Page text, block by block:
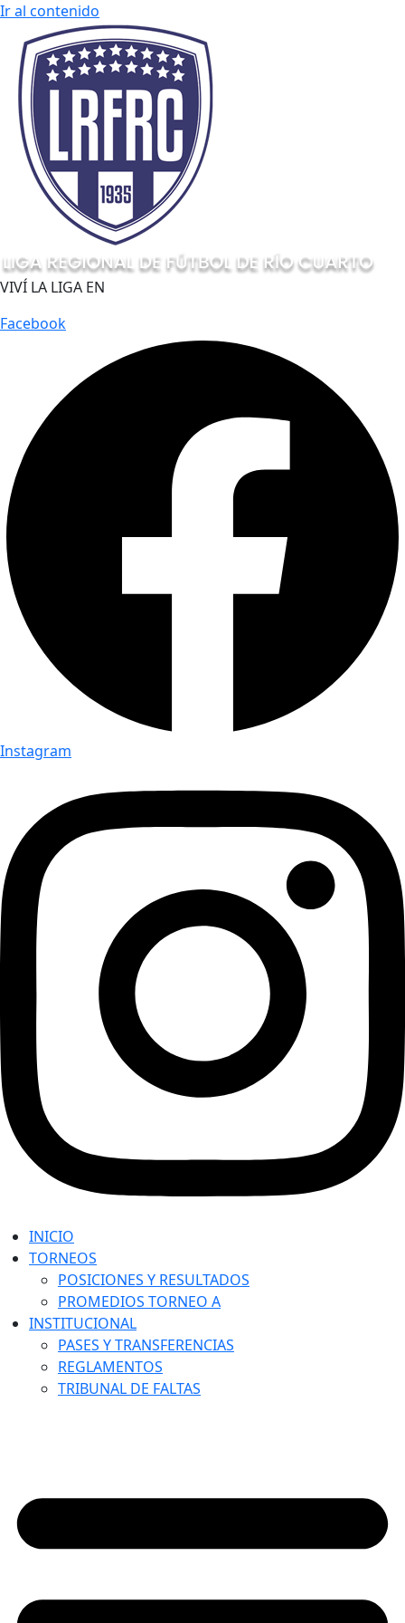
Ir al contenido
VIVÍ LA LIGA EN
Facebook
Instagram
INICIO
TORNEOS
POSICIONES Y RESULTADOS
PROMEDIOS TORNEO A
INSTITUCIONAL
PASES Y TRANSFERENCIAS
REGLAMENTOS
TRIBUNAL DE FALTAS